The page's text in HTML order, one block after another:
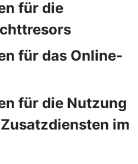
für die
für das Online-
für die Nutzung
im